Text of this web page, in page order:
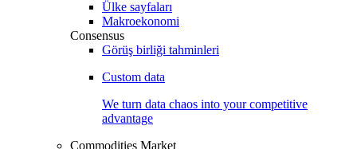
Ülke sayfaları
Makroekonomi
Consensus
Görüş birliği tahminleri
Custom data
We turn data chaos into your competitive
advantage
Commodities Market